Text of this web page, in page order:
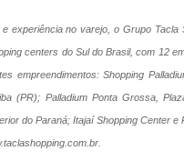
experiência no varejo, o Grupo
centers do Sul do Brasil, com 12
empreendimentos: Shopping
(PR); Palladium Ponta Grossa,
do Paraná; Itajaí Shopping Center